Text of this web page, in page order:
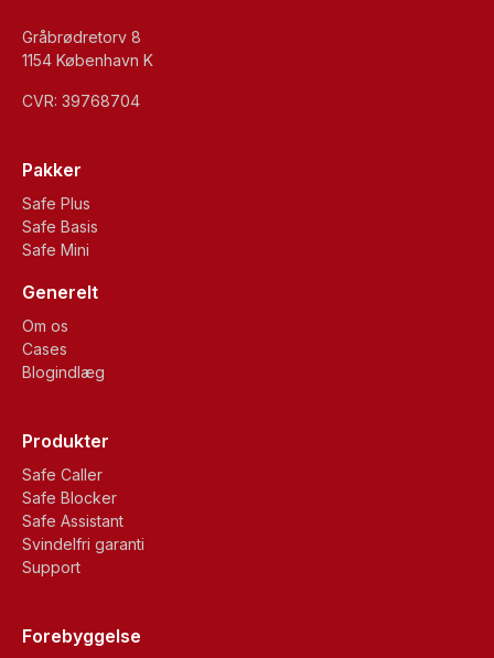
Gråbrødretorv 8
1154 København K
CVR: 39768704
Pakker
Safe Plus
Safe Basis
Safe Mini
Generelt
Om os
Cases
Blogindlæg
Produkter
Safe Caller
Safe Blocker
Safe Assistant
Svindelfri garanti
Support
Forebyggelse